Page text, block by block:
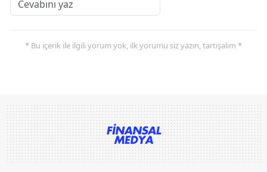
* Bu içerik ile ilgili yorum yok, ilk yorumu siz yazın, tartışalım *